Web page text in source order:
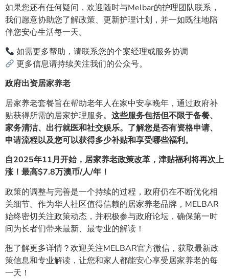
如果您还有任何疑问，欢迎随时与Melbar的护理团队联系，
我们愿意协助您了解政策、更新护理计划，并一如既往地陪
伴您安心生活每一天。
如需更多帮助，请联系您的个案经理或服务协调
更多信息请持续关注我们的公众号。
政府出资居家养老
居家养老套餐旨在帮助老年人在家中安享晚年，通过政府补
贴获得所需的居家护理服务。 这些服务包括但不限于备餐、
家务清洁、出行就医和社交娱乐。了解您是否有资格申请、
申请流程以及您可以获得多少补贴和享受哪些福利。
自2025年11月开始，居家养老政策改革，津贴福利将再次上
涨！最高$7.8万澳币/人/年！
政策的调整与完善是一个持续的过程，政府仍在不断优化相
关细节。作为华人社区值得信赖的居家养老品牌，MELBAR
始终密切关注政策动态，并积极参与政府论坛，确保第一时
间为长者们带来最新、最专业的解读！
想了解更多详情？欢迎关注MELBAR官方微信，获取最新政
策信息和专业解读，让您和家人都能安心享受居家养老的每
一天！